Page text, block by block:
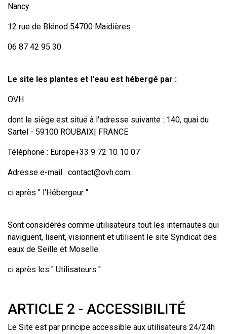
Nancy
12 rue de Blénod 54700 Maidières
06 87 42 95 30
Le site les plantes et l'eau est hébergé par :
OVH
dont le siège est situé à l'adresse suivante : 140, quai du
Sartel - 59100 ROUBAIX| FRANCE
Téléphone : Europe+33 9 72 10 10 07
Adresse e-mail : contact@ovh.com.
ci après " l'Hébergeur "
Sont considérés comme utilisateurs tout les internautes qui
naviguent, lisent, visionnent et utilisent le site Syndicat des
eaux de Seille et Moselle.
ci après les " Utilisateurs "
ARTICLE 2 - ACCESSIBILITÉ
Le Site est par principe accessible aux utilisateurs 24/24h